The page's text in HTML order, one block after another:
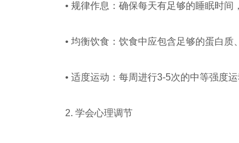
• 规律作息：确保每天有足够的睡眠时间
• 均衡饮食：饮食中应包含足够的蛋白
• 适度运动：每周进行3-5次的中等强度
2. 学会心理调节